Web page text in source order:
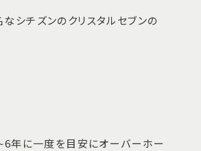
シチズンのクリスタルセブンの
年に一度を目安にオーバーホー